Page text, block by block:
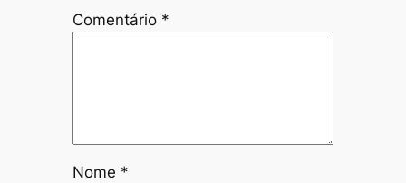
Comentário *
Nome *